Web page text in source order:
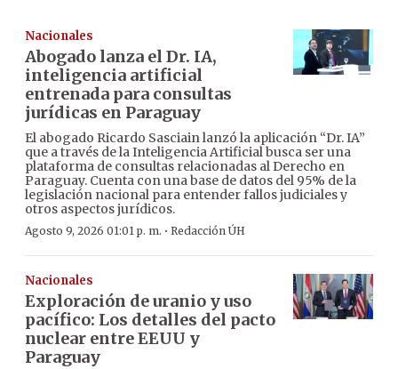
Nacionales
Abogado lanza el Dr. IA,
inteligencia artificial
entrenada para consultas
jurídicas en Paraguay
El abogado Ricardo Sasciain lanzó la aplicación “Dr. IA”
que a través de la Inteligencia Artificial busca ser una
plataforma de consultas relacionadas al Derecho en
Paraguay. Cuenta con una base de datos del 95% de la
legislación nacional para entender fallos judiciales y
otros aspectos jurídicos.
Agosto 9, 2026 01:01 p. m. · Redacción ÚH
Nacionales
Exploración de uranio y uso
pacífico: Los detalles del pacto
nuclear entre EEUU y
Paraguay